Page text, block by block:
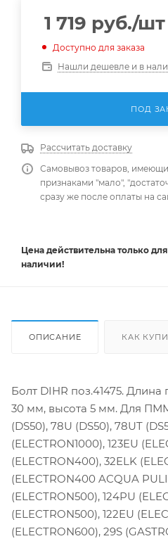
1 719 руб./шт
Доступно для заказа
Нашли дешевле и в
ПОД
Рассчитать доставку
Самовывоз товаров,
признаками "мало",
сразу же после оплаты на
Цена действительна только
наличии!
ОПИСАНИЕ КАК
Болт DIHR поз.41475.
30 мм, высота 5 мм. Для ПММ
(DS50), 78U (DS50), 78UT
(ELECTRON1000), 123EU
(ELECTRON400), 32ELK
(ELECTRON400 ACQUA
(ELECTRON500), 124PU
(ELECTRON500), 122EU
(ELECTRON600), 29S